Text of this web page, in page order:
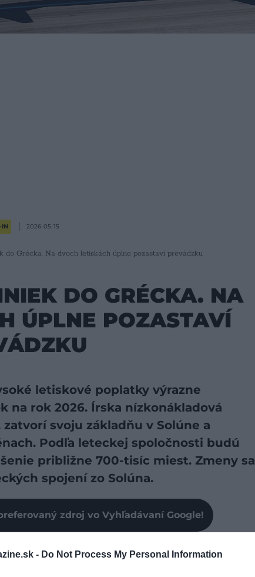
- Do Not Process My Personal Information
IN 2026-05-15
do Grécka. Na dvoch letiskách úplne pozastaví prevádzku
DO GRÉCKA. NA
ÚPLNE POZASTAVÍ
letiskové poplatky výrazne
na rok 2026. Írska nízkonákladová
svoju základňu v Solúne a
Podľa leteckej spoločnosti budú
približne 700-tisíc miest. Zmeny sa
spojení zo Solúna.
zdroj vo Vyhľadávaní Google!
o 700-tisíc miest, čo predstavuje pokles o 45
počas zimnej sezóny 2026/2027 zruší v Grécku 12